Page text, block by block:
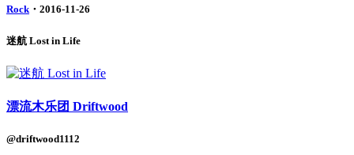
Rock ・2016-11-26
迷航 Lost in Life
漂流木乐团 Driftwood
@driftwood1112